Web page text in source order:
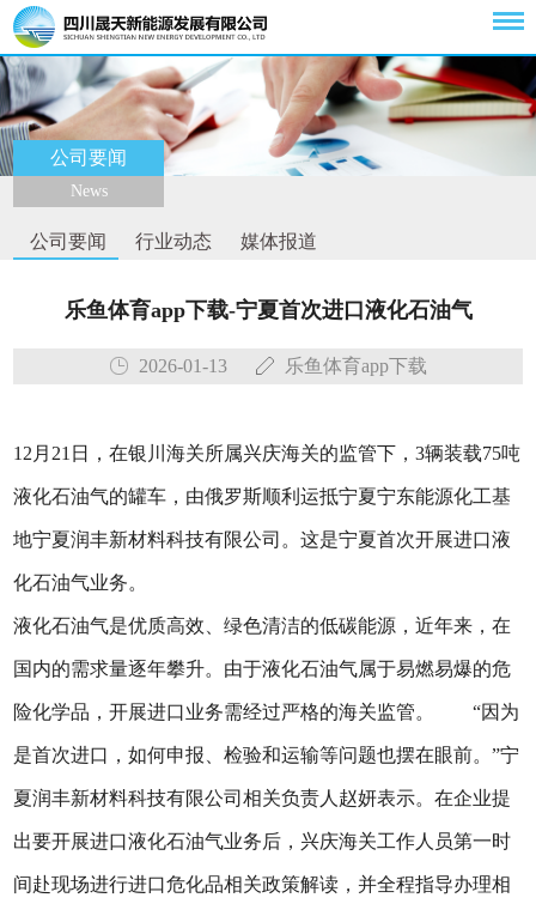
公司要闻
News
公司要闻 行业动态 媒体报道
乐鱼体育app下载-宁夏首次进口液化石油气
2026-01-13 乐鱼体育app下载
12月21日，在银川海关所属兴庆海关的监管下，3辆装载75吨
液化石油气的罐车，由俄罗斯顺利运抵宁夏宁东能源化工基
地宁夏润丰新材料科技有限公司。这是宁夏首次开展进口液
化石油气业务。
液化石油气是优质高效、绿色清洁的低碳能源，近年来，在
国内的需求量逐年攀升。由于液化石油气属于易燃易爆的危
险化学品，开展进口业务需经过严格的海关监管。 “因为
是首次进口，如何申报、检验和运输等问题也摆在眼前。”宁
夏润丰新材料科技有限公司相关负责人赵妍表示。在企业提
出要开展进口液化石油气业务后，兴庆海关工作人员第一时
间赴现场进行进口危化品相关政策解读，并全程指导办理相